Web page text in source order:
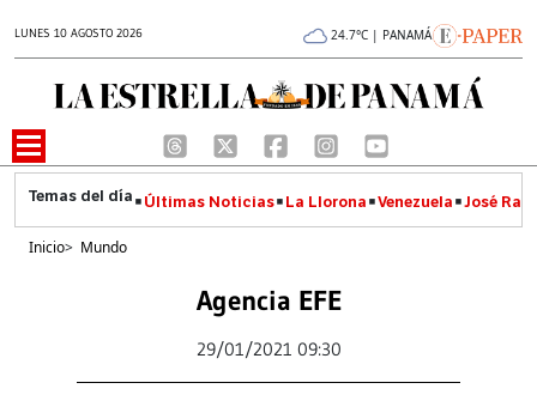
LUNES 10 AGOSTO 2026 24.7°C | PANAMÁ
Últimas Noticias La Llorona Venezuela José
Inicio> Mundo
Agencia EFE
29/01/2021 09:30